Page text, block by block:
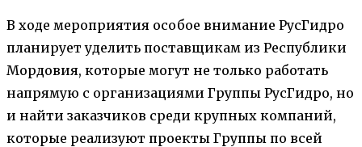
В ходе мероприятия особое внимание РусГидро
планирует уделить поставщикам из Республики
Мордовия, которые могут не только работать
напрямую с организациями Группы РусГидро, но
и найти заказчиков среди крупных компаний,
которые реализуют проекты Группы по всей